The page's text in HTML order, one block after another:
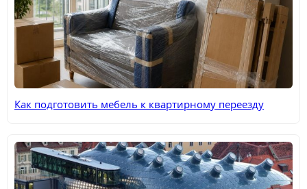
Как подготовить мебель к квартирному переезду